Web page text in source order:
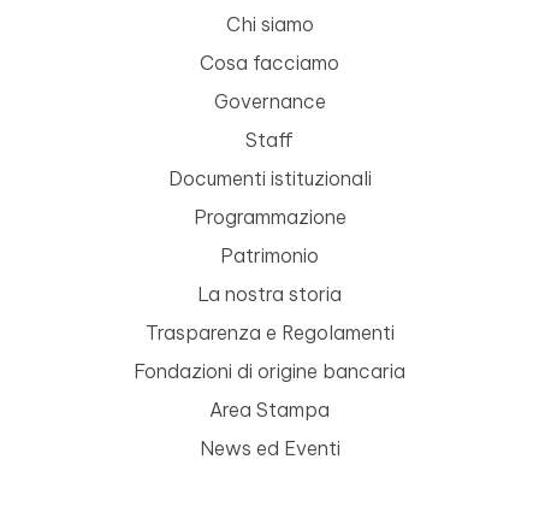
Chi siamo
Cosa facciamo
Governance
Staff
Documenti istituzionali
Programmazione
Patrimonio
La nostra storia
Trasparenza e Regolamenti
Fondazioni di origine bancaria
Area Stampa
News ed Eventi